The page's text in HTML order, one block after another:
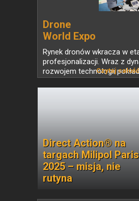
Drone
World Expo
2026 –...
Rynek dronów wkracza w
profesjonalizacji. Wraz z
rozwojem technologii
autonomicznych systemów
rozwiązań antydronowych
Czytaj
Direct Action® na
targach Milipol Paris
2025 – misja, nie
rutyna